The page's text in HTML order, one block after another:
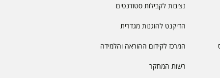
נציבות לקבילות סטודנטים
הדיקנט להוגנות מגדרית
המרכז לקידום ההוראה והלמידה
רשות המחקר